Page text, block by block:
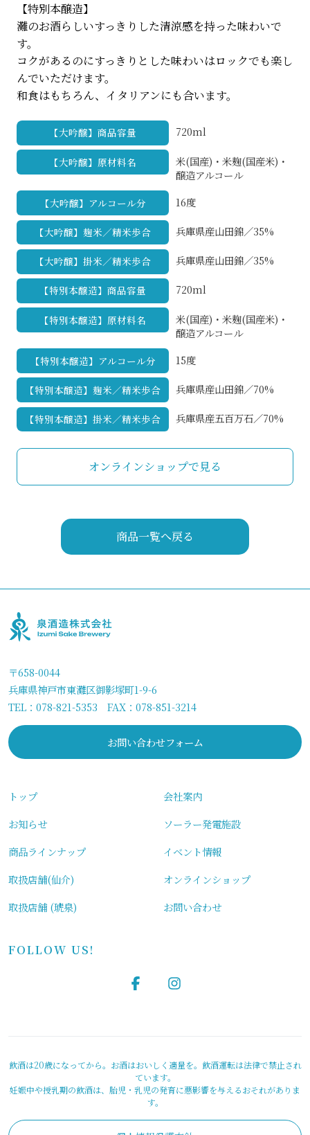
【特別本醸造】
灘のお酒らしいすっきりした清涼感を持った味わいで
す。
コクがあるのにすっきりとした味わいはロックでも楽し
んでいただけます。
和食はもちろん、イタリアンにも合います。
【大吟醸】商品容量 720ml
【大吟醸】原材料名
米(国産)・米麹(国産米)・
醸造アルコール
【大吟醸】アルコール分 16度
【大吟醸】麹米／精米歩合 兵庫県産山田錦／35%
【大吟醸】掛米／精米歩合 兵庫県産山田錦／35%
【特別本醸造】商品容量 720ml
【特別本醸造】原材料名
米(国産)・米麹(国産米)・
醸造アルコール
【特別本醸造】アルコール分 15度
【特別本醸造】麹米／精米歩合 兵庫県産山田錦／70%
【特別本醸造】掛米／精米歩合 兵庫県産五百万石／70%
オンラインショップで見る
商品一覧へ戻る
〒658-0044
兵庫県神戸市東灘区御影塚町1-9-6
TEL： 078-821-5353 FAX：078-851-3214
お問い合わせフォーム
トップ
お知らせ
商品ラインナップ
取扱店舗(仙介)
取扱店舗 (琥泉)
会社案内
ソーラー発電施設
イベント情報
オンラインショップ
お問い合わせ
FOLLOW US!
飲酒は20歳になってから。お酒はおいしく適量を。飲酒運転は法律で禁止され
ています。
妊娠中や授乳期の飲酒は、胎児・乳児の発育に悪影響を与えるおそれがありま
す。